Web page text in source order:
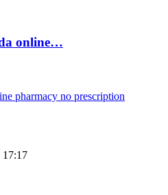
online…
pharmacy no prescription
17:17